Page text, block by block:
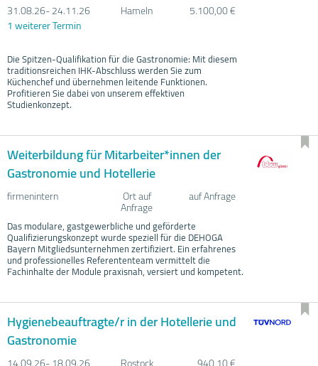
31.08.26- 24.11.26 Hameln
5.100,00 €
1 weiterer Termin
Die Spitzen-Qualifikation für die Gastronomie: Mit diesem
traditionsreichen IHK-Abschluss werden Sie zum
Küchenchef und übernehmen leitende Funktionen.
Profitieren Sie dabei von unserem effektiven
Studienkonzept.
Weiterbildung für Mitarbeiter*innen der
Gastronomie und Hotellerie
firmenintern Ort auf
Anfrage
auf Anfrage
Das modulare, gastgewerbliche und geförderte
Qualifizierungskonzept wurde speziell für die DEHOGA
Bayern Mitgliedsunternehmen zertifiziert. Ein erfahrenes
und professionelles Referententeam vermittelt die
Fachinhalte der Module praxisnah, versiert und kompetent.
Hygienebeauftragte/r in der Hotellerie und
Gastronomie